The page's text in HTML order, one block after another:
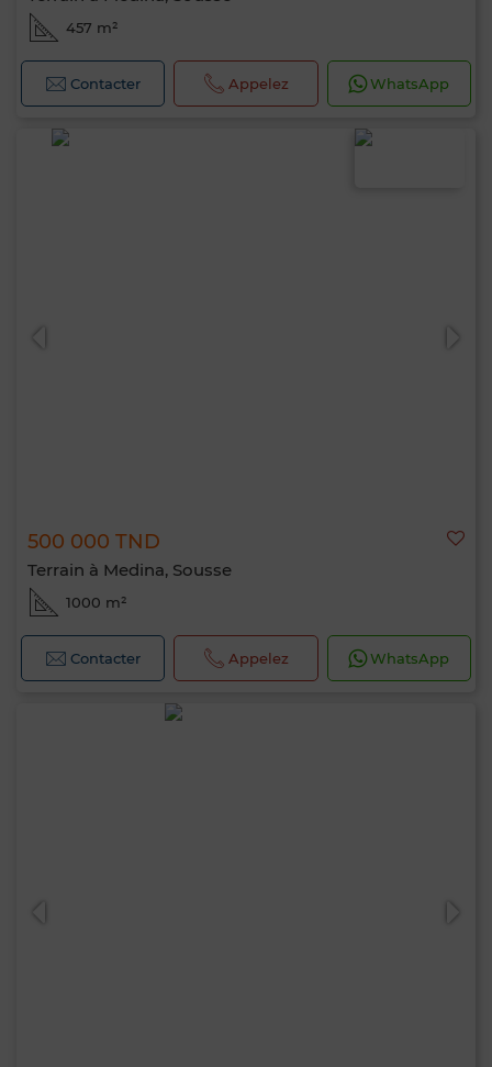
457 m²
Contacter Appelez WhatsApp
500 000 TND
Terrain à Medina, Sousse
1000 m²
Contacter Appelez WhatsApp